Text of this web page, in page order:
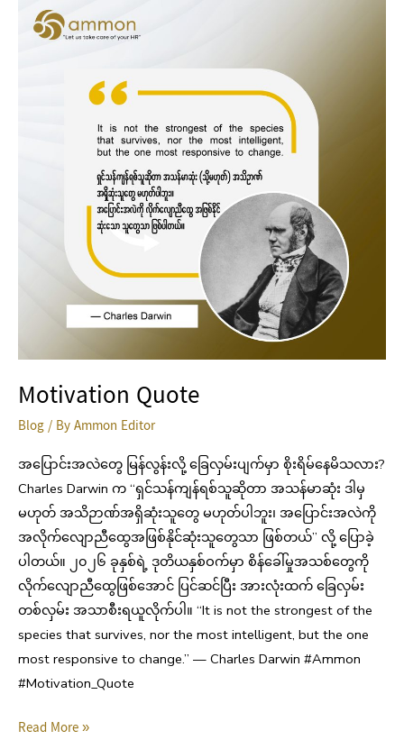
Motivation Quote
Blog/ ByAmmon Editor
အပြောင်းအလဲတွေ မြန်လွန်းလို့ ခြေလှမ်းပျက်မှာ စိုးရိမ်နေမိသလား?
Charles Darwin က “ရှင်သန်ကျန်ရစ်သူဆိုတာ အသန်မာဆုံး ဒါမှ
မဟုတ် အသိဉာဏ်အရှိဆုံးသူတွေ မဟုတ်ပါဘူး၊ အပြောင်းအလဲကို
အလိုက်လျောညီထွေအဖြစ်နိုင်ဆုံးသူတွေသာ ဖြစ်တယ်” လို့ ပြောခဲ့
ပါတယ်။ ၂၀၂၆ ခုနှစ်ရဲ့ ဒုတိယနှစ်ဝက်မှာ စိန်ခေါ်မှုအသစ်တွေကို
လိုက်လျောညီထွေဖြစ်အောင် ပြင်ဆင်ပြီး အားလုံးထက် ခြေလှမ်း
တစ်လှမ်း အသာစီးရယူလိုက်ပါ။ “It is not the strongest of the
species that survives, nor the most intelligent, but the one
most responsive to change.” — Charles Darwin #Ammon
#Motivation_Quote
Quote
Read More »